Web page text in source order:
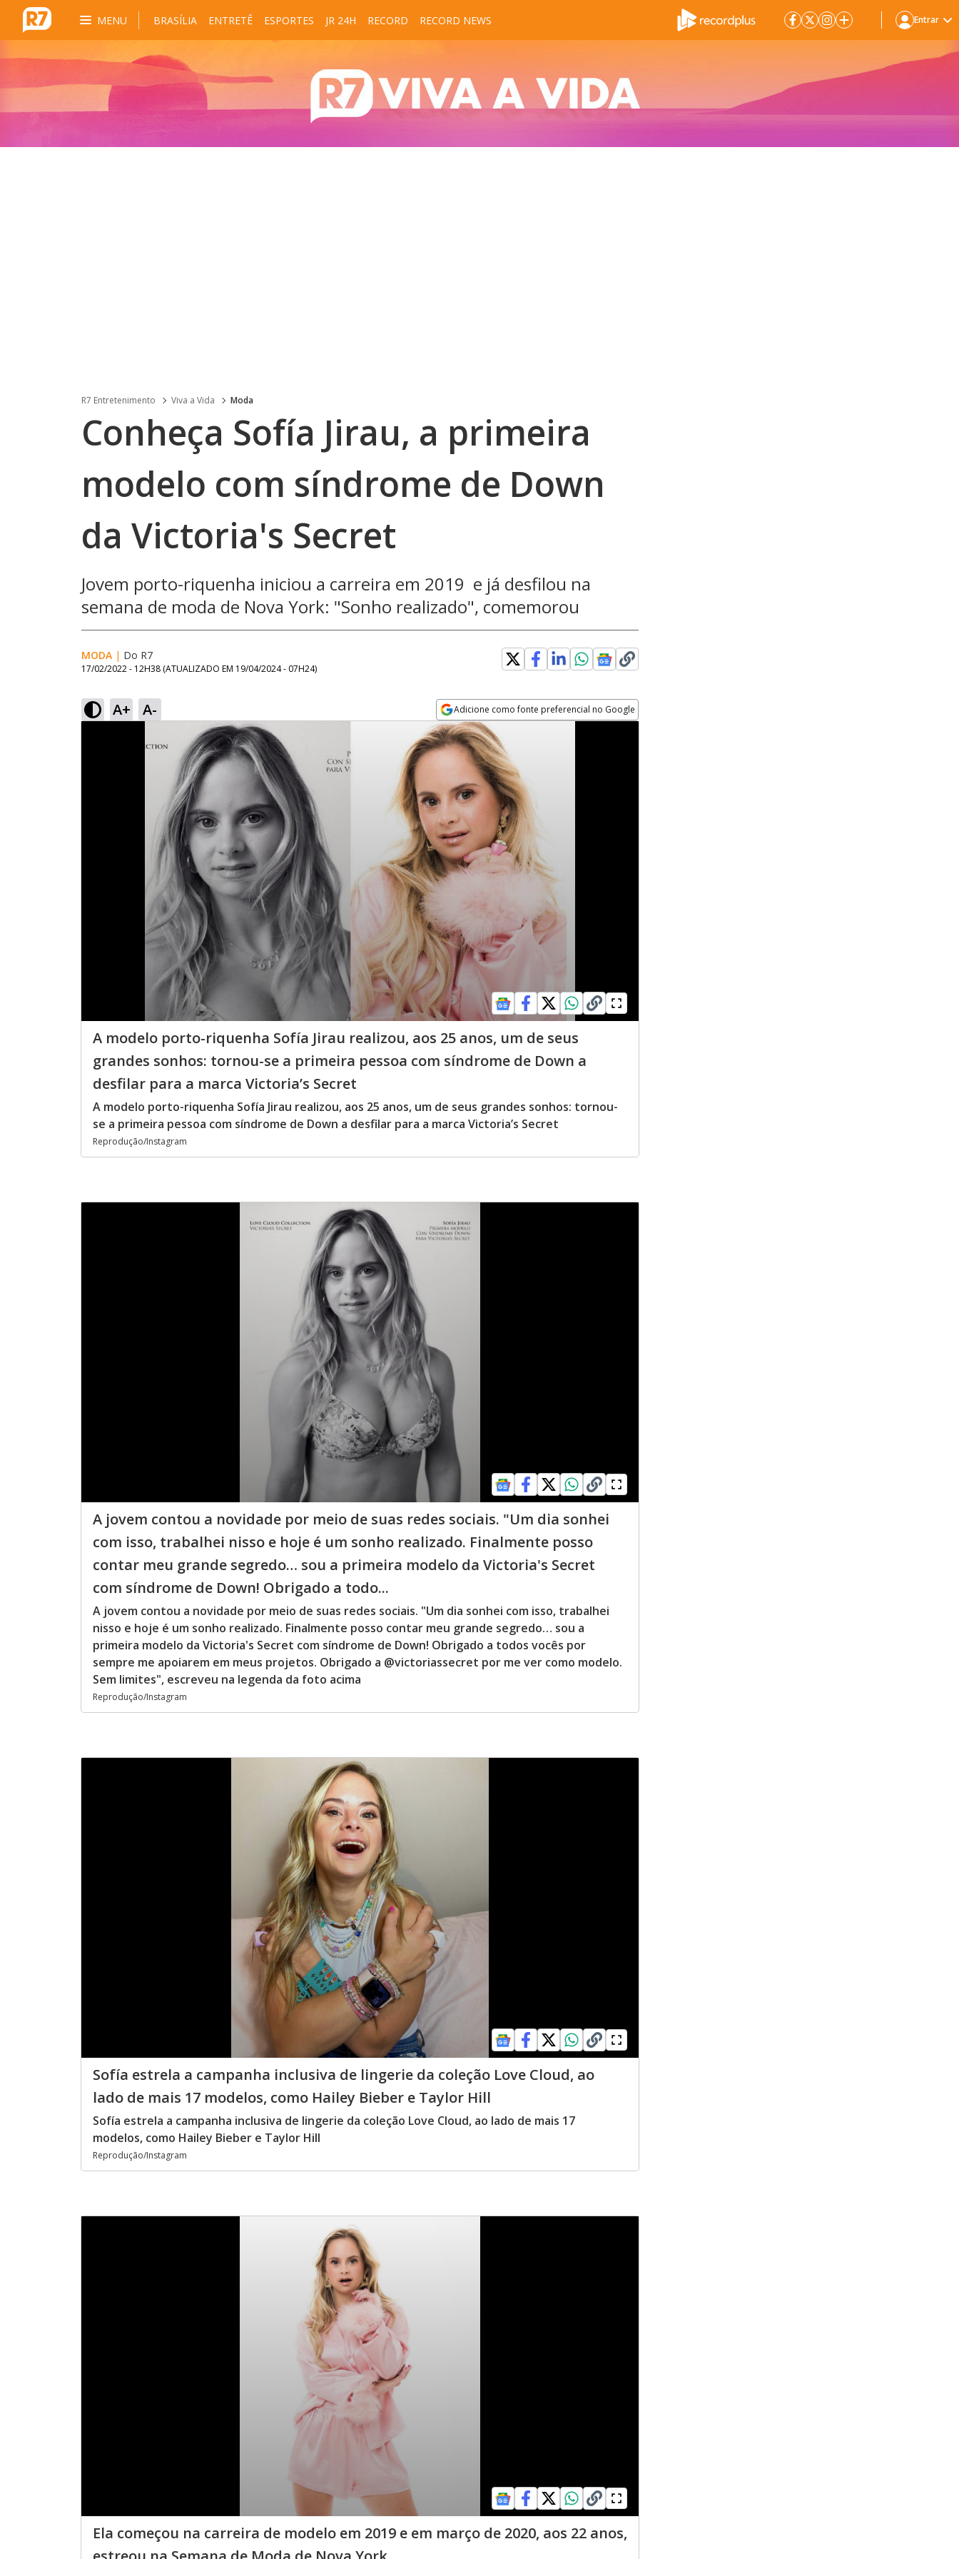
MENU BRASÍLIA ENTRETÊ ESPORTES JR 24H RECORD RECORD NEWS Entrar
R7 Entretenimento Viva a Vida Moda
Conheça Sofía Jirau, a primeira
modelo com síndrome de Down
da Victoria's Secret
Jovem porto-riquenha iniciou a carreira em 2019 e já desfilou na
semana de moda de Nova York: "Sonho realizado", comemorou
MODA | Do R7
17/02/2022 - 12H38 (ATUALIZADO EM 19/04/2024 - 07H24)
A+ A- Adicione como fonte preferencial no Google
Opens in new window
A modelo porto-riquenha Sofía Jirau realizou, aos 25 anos, um de seus
grandes sonhos: tornou-se a primeira pessoa com síndrome de Down a
desfilar para a marca Victoria’s Secret
A modelo porto-riquenha Sofía Jirau realizou, aos 25 anos, um de seus grandes sonhos: tornou-
se a primeira pessoa com síndrome de Down a desfilar para a marca Victoria’s Secret
Reprodução/Instagram
A jovem contou a novidade por meio de suas redes sociais. "Um dia sonhei
com isso, trabalhei nisso e hoje é um sonho realizado. Finalmente posso
contar meu grande segredo… sou a primeira modelo da Victoria's Secret
com síndrome de Down! Obrigado a todo...
A jovem contou a novidade por meio de suas redes sociais. "Um dia sonhei com isso, trabalhei
nisso e hoje é um sonho realizado. Finalmente posso contar meu grande segredo… sou a
primeira modelo da Victoria's Secret com síndrome de Down! Obrigado a todos vocês por
sempre me apoiarem em meus projetos. Obrigado a @victoriassecret por me ver como modelo.
Sem limites", escreveu na legenda da foto acima
Reprodução/Instagram
Sofía estrela a campanha inclusiva de lingerie da coleção Love Cloud, ao
lado de mais 17 modelos, como Hailey Bieber e Taylor Hill
Sofía estrela a campanha inclusiva de lingerie da coleção Love Cloud, ao lado de mais 17
modelos, como Hailey Bieber e Taylor Hill
Reprodução/Instagram
Ela começou na carreira de modelo em 2019 e em março de 2020, aos 22 anos,